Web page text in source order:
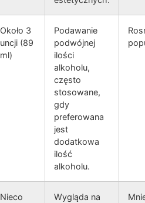
Około 3
uncji (89
ml)
Podawanie
podwójnej
ilości
alkoholu,
często
stosowane,
gdy
preferowana
jest
dodatkowa
ilość
alkoholu.
Nieco
Wygląda na